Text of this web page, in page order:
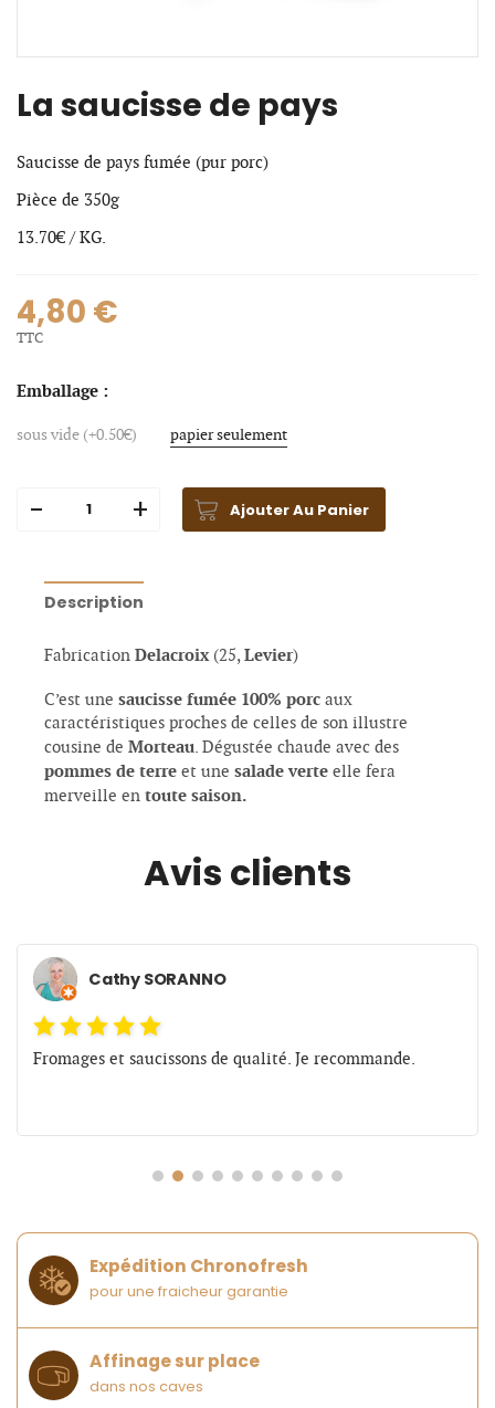
La saucisse de pays
Saucisse de pays fumée (pur porc)
Pièce de 350g
13.70€ / KG.
4,80 €
TTC
Emballage :
sous vide (+0.50€) papier seulement
Ajouter Au Panier
Description
Fabrication Delacroix(25,Levier)
C’est une saucisse fumée 100% porc aux
caractéristiques proches de celles de son illustre
cousine de Morteau. Dégustée chaude avec des
pommes de terre et une salade verte elle fera
merveille en toute saison.
Avis clients
Cathy SORANNO
Fromages et saucissons de qualité. Je recommande.
Expédition Chronofresh
pour une fraicheur garantie
Affinage sur place
dans nos caves